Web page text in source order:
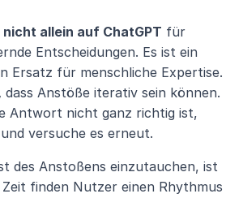
allein auf ChatGPT für
Entscheidungen. Es ist ein
Ersatz für menschliche Expertise.
dass Anstöße iterativ sein können.
Antwort nicht ganz richtig ist,
versuche es erneut.
des Anstoßens einzutauchen, ist
finden Nutzer einen Rhythmus